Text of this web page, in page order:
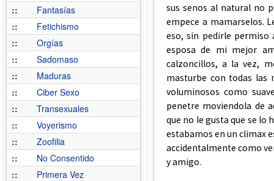
::
Fantasías
::
Fetichismo
::
Orgías
::
Sadomaso
::
Maduras
::
Ciber Sexo
::
Transexuales
::
Voyerismo
::
Zoofilia
::
No Consentido
::
Primera Vez
sus senos al natural no
empece a mamarselos.
eso, sin pedirle
esposa de mi mejor
calzoncillos, a la vez,
masturbe con todas las
voluminosos como
penetre moviendola de
que no le gusta que se lo
estabamos en un climax
accidentalmente como
y amigo.